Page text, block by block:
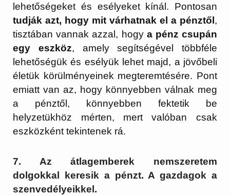
lehetőségeket és esélyeket kínál. Pontosan
tudják azt, hogy mit várhatnak el a pénztől,
tisztában vannak azzal, hogy a pénz csupán
egy eszköz, amely segítségével többféle
lehetőségük és esélyük lehet majd, a jövőbeli
életük körülményeinek megteremtésére. Pont
emiatt van az, hogy könnyebben válnak meg
a pénztől, könnyebben fektetik be
helyzetükhöz mérten, mert valóban csak
eszközként tekintenek rá.
7. Az átlagemberek nemszeretem
dolgokkal keresik a pénzt. A gazdagok a
szenvedélyeikkel.